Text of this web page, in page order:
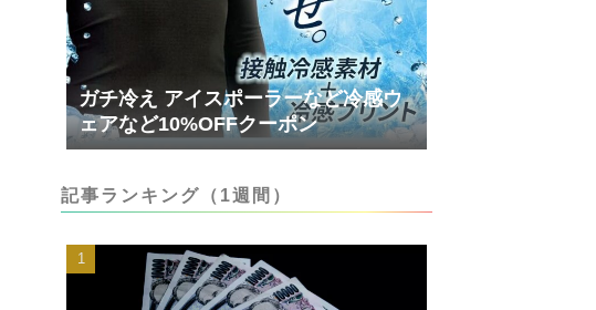
ガチ冷え アイスポーラーなど冷感ウ
ェアなど10%OFFクーポン
記事ランキング（1週間）